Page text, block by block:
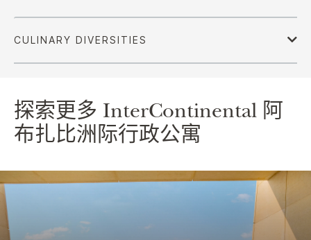
探索更多 InterContinental 阿
布扎比洲际行政公寓